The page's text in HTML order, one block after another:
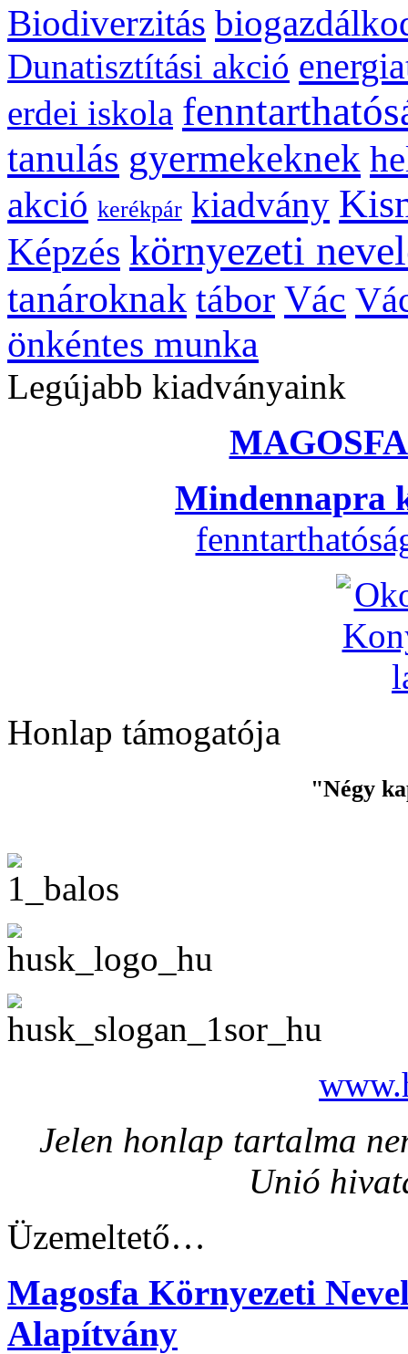
Biodiverzitás
Dunatisztítási akció
erdei iskola
tanulás gyermekeknek
akció kerékpár kiadvány
Képzés környezeti
tanároknak tábor Vác
önkéntes munka
Legújabb kiadványaink
Mindennapra
Honlap támogatója
"Négy
Jelen honlap tartalma
Unió
Üzemeltető…
Magosfa Környezeti
Alapítvány